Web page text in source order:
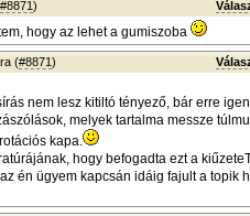
#8871)
hogy az lehet a gumiszoba
(#8871)
nem lesz kitiltó tényező, bár erre
melyek tartalma messze
kapa.
hogy befogadta ezt a
én ügyem kapcsán idáig fajult a topik